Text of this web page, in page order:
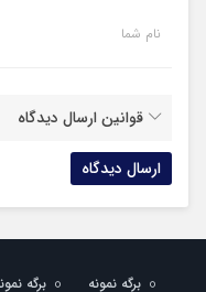
نام شما
قوانین ارسال دیدگاه
برگه نمونه برگه